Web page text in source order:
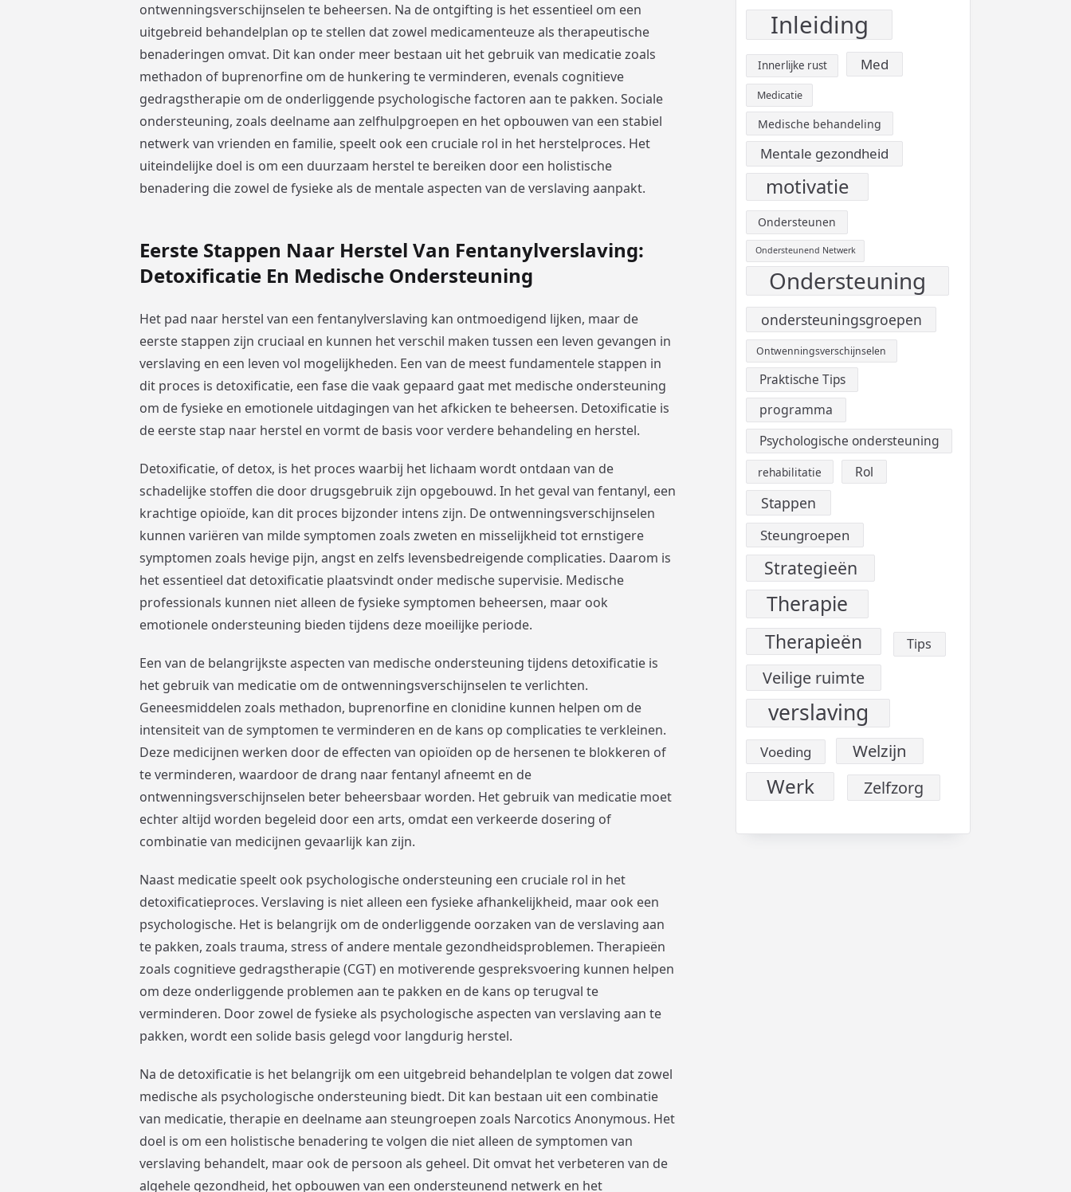
ontwenningsverschijnselen te beheersen. Na de ontgifting is het essentieel om een
uitgebreid behandelplan op te stellen dat zowel medicamenteuze als therapeutische
benaderingen omvat. Dit kan onder meer bestaan uit het gebruik van medicatie zoals
methadon of buprenorfine om de hunkering te verminderen, evenals cognitieve
gedragstherapie om de onderliggende psychologische factoren aan te pakken. Sociale
ondersteuning, zoals deelname aan zelfhulpgroepen en het opbouwen van een stabiel
netwerk van vrienden en familie, speelt ook een cruciale rol in het herstelproces. Het
uiteindelijke doel is om een duurzaam herstel te bereiken door een holistische
benadering die zowel de fysieke als de mentale aspecten van de verslaving aanpakt.
Eerste Stappen Naar Herstel Van Fentanylverslaving:
Detoxificatie En Medische Ondersteuning
Het pad naar herstel van een fentanylverslaving kan ontmoedigend lijken, maar de
eerste stappen zijn cruciaal en kunnen het verschil maken tussen een leven gevangen in
verslaving en een leven vol mogelijkheden. Een van de meest fundamentele stappen in
dit proces is detoxificatie, een fase die vaak gepaard gaat met medische ondersteuning
om de fysieke en emotionele uitdagingen van het afkicken te beheersen. Detoxificatie is
de eerste stap naar herstel en vormt de basis voor verdere behandeling en herstel.
Detoxificatie, of detox, is het proces waarbij het lichaam wordt ontdaan van de
schadelijke stoffen die door drugsgebruik zijn opgebouwd. In het geval van fentanyl, een
krachtige opioïde, kan dit proces bijzonder intens zijn. De ontwenningsverschijnselen
kunnen variëren van milde symptomen zoals zweten en misselijkheid tot ernstigere
symptomen zoals hevige pijn, angst en zelfs levensbedreigende complicaties. Daarom is
het essentieel dat detoxificatie plaatsvindt onder medische supervisie. Medische
professionals kunnen niet alleen de fysieke symptomen beheersen, maar ook
emotionele ondersteuning bieden tijdens deze moeilijke periode.
Een van de belangrijkste aspecten van medische ondersteuning tijdens detoxificatie is
het gebruik van medicatie om de ontwenningsverschijnselen te verlichten.
Geneesmiddelen zoals methadon, buprenorfine en clonidine kunnen helpen om de
intensiteit van de symptomen te verminderen en de kans op complicaties te verkleinen.
Deze medicijnen werken door de effecten van opioïden op de hersenen te blokkeren of
te verminderen, waardoor de drang naar fentanyl afneemt en de
ontwenningsverschijnselen beter beheersbaar worden. Het gebruik van medicatie moet
echter altijd worden begeleid door een arts, omdat een verkeerde dosering of
combinatie van medicijnen gevaarlijk kan zijn.
Naast medicatie speelt ook psychologische ondersteuning een cruciale rol in het
detoxificatieproces. Verslaving is niet alleen een fysieke afhankelijkheid, maar ook een
psychologische. Het is belangrijk om de onderliggende oorzaken van de verslaving aan
te pakken, zoals trauma, stress of andere mentale gezondheidsproblemen. Therapieën
zoals cognitieve gedragstherapie (CGT) en motiverende gespreksvoering kunnen helpen
om deze onderliggende problemen aan te pakken en de kans op terugval te
verminderen. Door zowel de fysieke als psychologische aspecten van verslaving aan te
pakken, wordt een solide basis gelegd voor langdurig herstel.
Na de detoxificatie is het belangrijk om een uitgebreid behandelplan te volgen dat zowel
medische als psychologische ondersteuning biedt. Dit kan bestaan uit een combinatie
van medicatie, therapie en deelname aan steungroepen zoals Narcotics Anonymous. Het
doel is om een holistische benadering te volgen die niet alleen de symptomen van
verslaving behandelt, maar ook de persoon als geheel. Dit omvat het verbeteren van de
algehele gezondheid, het opbouwen van een ondersteunend netwerk en het
Inleiding
Innerlijke rust Med
Medicatie
Medische behandeling
Mentale gezondheid
motivatie
Ondersteunen
Ondersteunend Netwerk
Ondersteuning
ondersteuningsgroepen
Ontwenningsverschijnselen
Praktische Tips
programma
Psychologische ondersteuning
rehabilitatie Rol
Stappen
Steungroepen
Strategieën
Therapie
Therapieën Tips
Veilige ruimte
verslaving
Voeding Welzijn
Werk Zelfzorg